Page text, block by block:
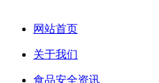
网站首页
关于我们
食品安全资讯